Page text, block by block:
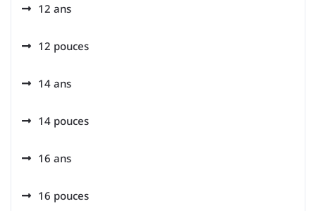
12 ans
12 pouces
14 ans
14 pouces
16 ans
16 pouces